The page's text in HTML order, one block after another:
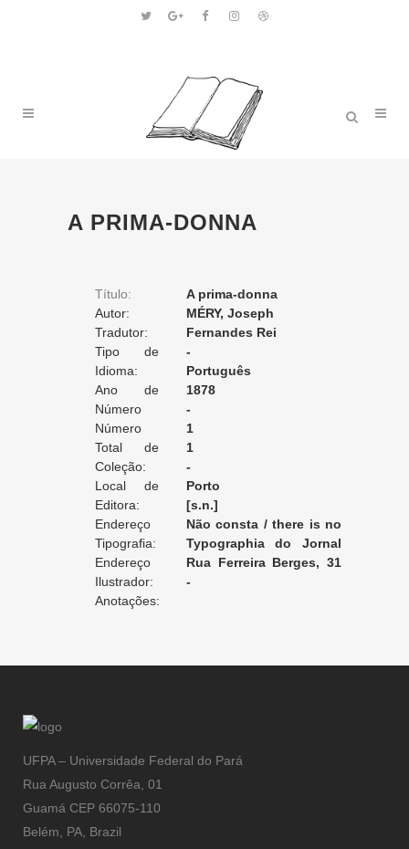
A PRIMA-DONNA
Título:
A prima-donna
Autor:
MÉRY, Joseph
Tradutor:
Fernandes Rei
Tipo de
Tradução:
-
Idioma:
Português
Ano de
Edição:
1878
Número
da Edição:
-
Número
do Volume:
1
Total de
Volumes:
1
Coleção:
-
Local de
Edição:
Porto
Editora:
[s.n.]
Endereço
da Editora:
Não consta / there is no
record / non enregistré
Tipografia:
Typographia do Jornal
do Porto
Endereço
da Tipografia:
Rua Ferreira Berges, 31
[Porto]
Ilustrador:
-
Anotações:
UFPA – Universidade Federal do Pará
Rua Augusto Corrêa, 01
Guamá CEP 66075-110
Belém, PA, Brazil